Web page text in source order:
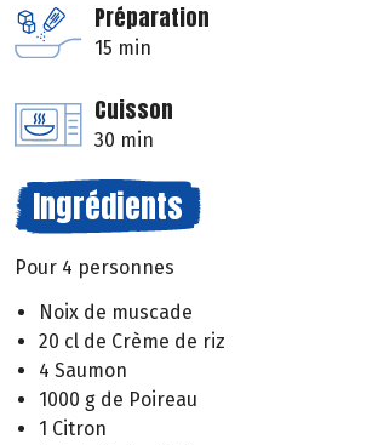
Préparation
15 min
Cuisson
30 min
Ingrédients
Pour 4 personnes
Noix de muscade
20 cl de Crème de riz
4 Saumon
1000 g de Poireau
1 Citron